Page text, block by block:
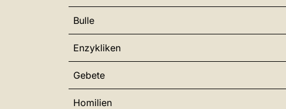
Bulle
Enzykliken
Gebete
Homilien